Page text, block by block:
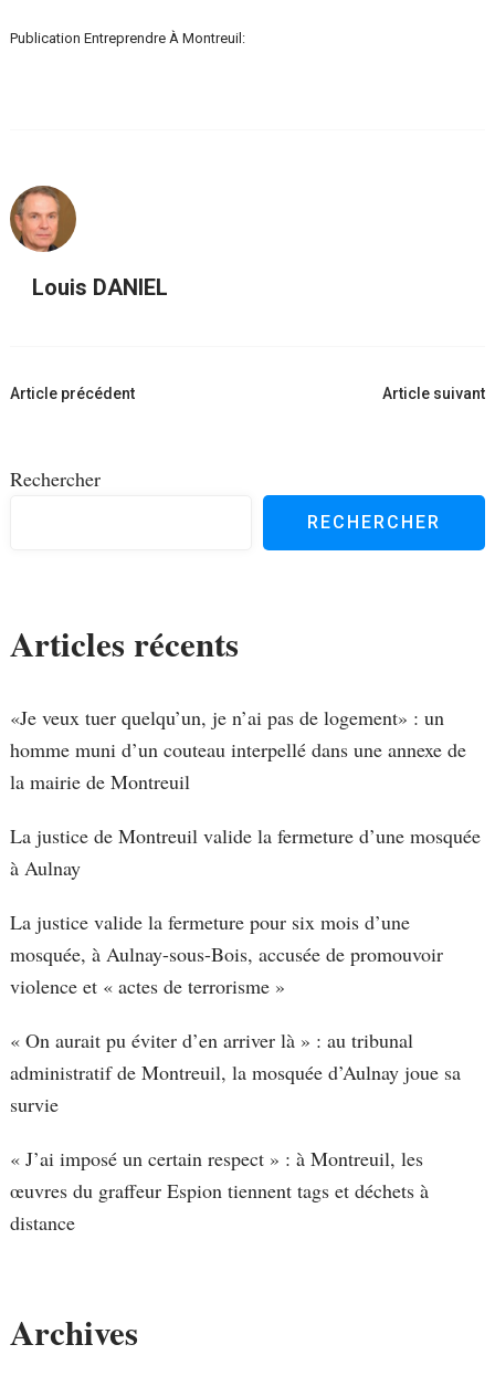
Publication Entreprendre À Montreuil:
Louis DANIEL
Navigation
Article précédent Article suivant
Rechercher
RECHERCHER
Articles récents
«Je veux tuer quelqu’un, je n’ai pas de logement» : un
homme muni d’un couteau interpellé dans une annexe de
la mairie de Montreuil
La justice de Montreuil valide la fermeture d’une mosquée
à Aulnay
La justice valide la fermeture pour six mois d’une
mosquée, à Aulnay-sous-Bois, accusée de promouvoir
violence et « actes de terrorisme »
« On aurait pu éviter d’en arriver là » : au tribunal
administratif de Montreuil, la mosquée d’Aulnay joue sa
survie
« J’ai imposé un certain respect » : à Montreuil, les
œuvres du graffeur Espion tiennent tags et déchets à
distance
Archives